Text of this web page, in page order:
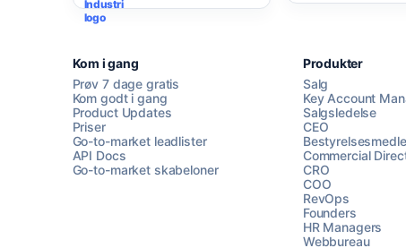
Kom i gang
Prøv 7 dage gratis
Kom godt i gang
Product Updates
Priser
Go-to-market leadlister
API Docs
Go-to-market skabeloner
Produkter
Salg
Key Account
Salgsledelse
CEO
Commercial
CRO
COO
RevOps
Founders
HR Managers
Webbureau